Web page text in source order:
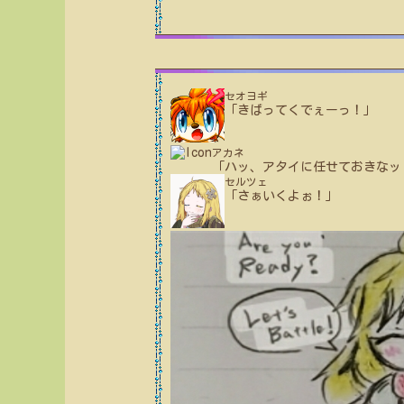
セオヨギ
「きばってくでぇーっ！」
アカネ
「ハッ、アタイに任せておきなッ
セルツェ
「さぁいくよぉ！」